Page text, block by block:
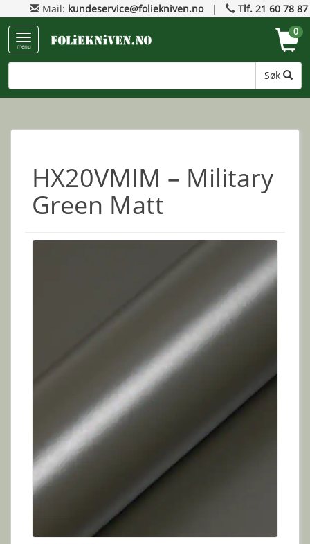
Mail: kundeservice@foliekniven.no| Tlf. 21 60 78 87
menu
Søk
0
HX20VMIM – Military
Green Matt